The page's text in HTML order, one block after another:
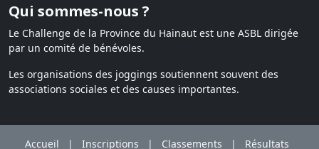
Qui sommes-nous ?
Le Challenge de la Province du Hainaut est une ASBL dirigée
par un comité de bénévoles.
Les organisations des joggings soutiennent souvent des
associations sociales et des causes importantes.
Accueil | Inscriptions | Classements | Résultats